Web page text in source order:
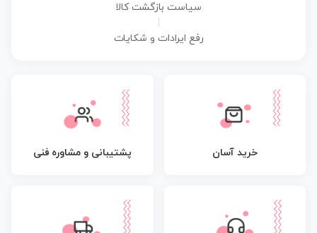
سیاست بازگشت کالا
رفع ایرادات و شکایات
خرید آسان پشتیبانی و مشاوره فنی